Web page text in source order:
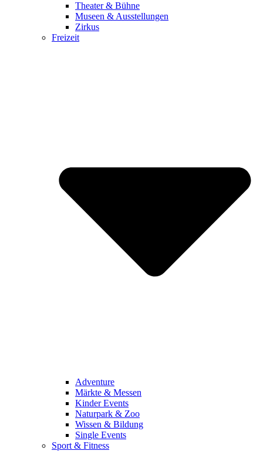
Theater & Bühne
Museen & Ausstellungen
Zirkus
Freizeit
Adventure
Märkte & Messen
Kinder Events
Naturpark & Zoo
Wissen & Bildung
Single Events
Sport & Fitness